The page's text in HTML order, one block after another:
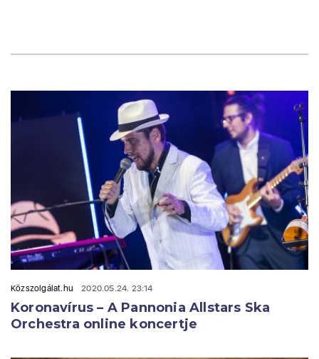
Közszolgálat.hu 2020.05.24. 23:14
Koronavírus – A Pannonia Allstars Ska
Orchestra online koncertje